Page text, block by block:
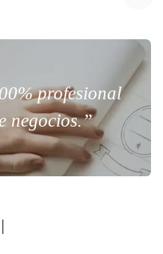
profesional
negocios.”